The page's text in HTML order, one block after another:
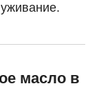
масло в